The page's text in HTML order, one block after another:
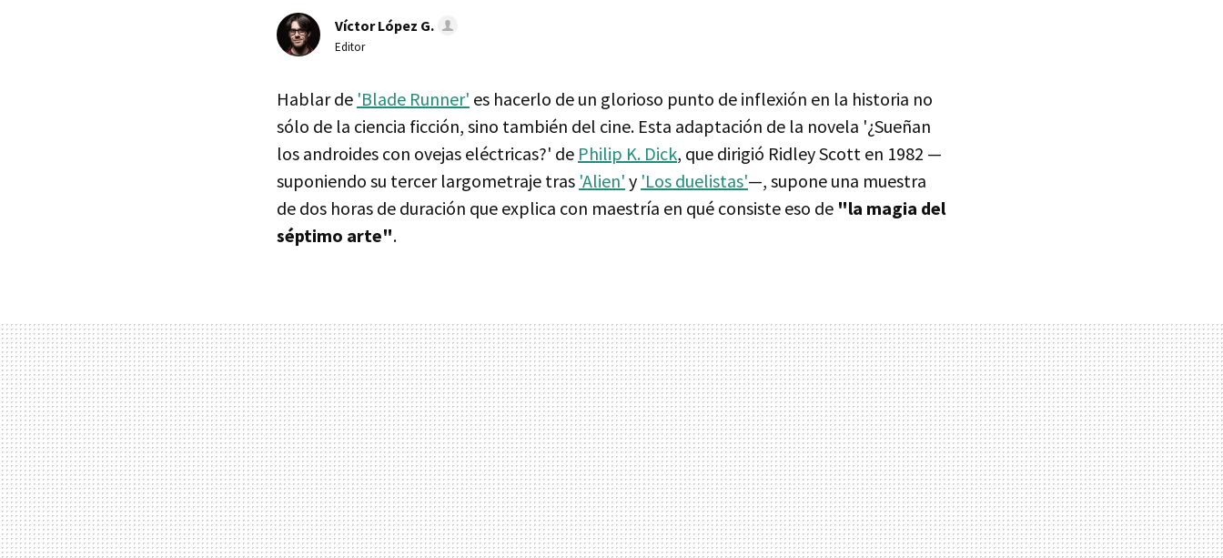
Víctor López G.
Editor
Hablar de 'Blade Runner' es hacerlo de un glorioso punto de inflexión en la historia no
sólo de la ciencia ficción, sino también del cine. Esta adaptación de la novela '¿Sueñan
los androides con ovejas eléctricas?' de Philip K. Dick, que dirigió Ridley Scott en 1982 —
suponiendo su tercer largometraje tras 'Alien' y 'Los duelistas'—, supone una muestra
de dos horas de duración que explica con maestría en qué consiste eso de "la magia del
séptimo arte".